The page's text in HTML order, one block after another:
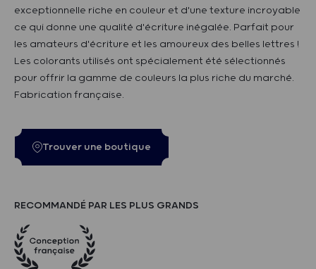
exceptionnelle riche en couleur et d'une texture incroyable
ce qui donne une qualité d'écriture inégalée. Parfait pour
les amateurs d'écriture et les amoureux des belles lettres !
Les colorants utilisés ont spécialement été sélectionnés
pour offrir la gamme de couleurs la plus riche du marché.
Fabrication française.
Trouver une boutique
RECOMMANDÉ PAR LES PLUS GRANDS